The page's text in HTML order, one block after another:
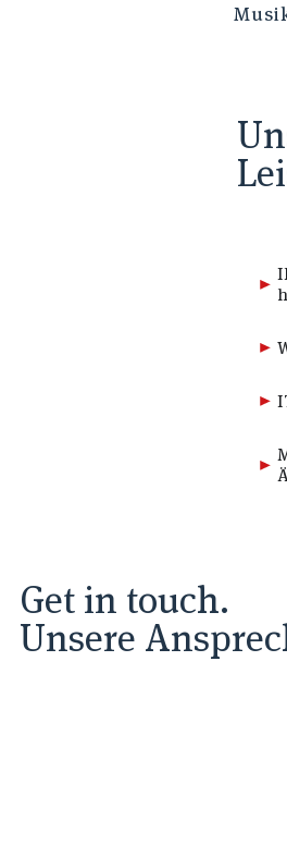
Get in touch.
Unsere